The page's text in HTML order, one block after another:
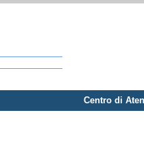
Centro di